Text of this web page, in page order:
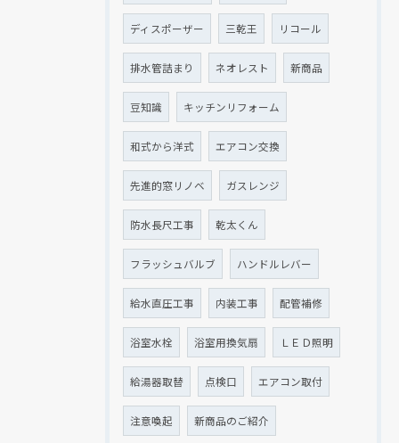
ディスポーザー 三乾王 リコール
排水管詰まり ネオレスト 新商品
豆知識 キッチンリフォーム
和式から洋式 エアコン交換
先進的窓リノベ ガスレンジ
防水長尺工事 乾太くん
フラッシュバルブ ハンドルレバー
給水直圧工事 内装工事 配管補修
浴室水栓 浴室用換気扇 ＬＥＤ照明
給湯器取替 点検口 エアコン取付
注意喚起 新商品のご紹介